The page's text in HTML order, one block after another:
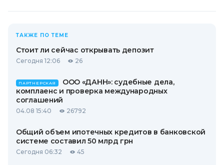
ТАКЖЕ ПО ТЕМЕ
Стоит ли сейчас открывать депозит
Сегодня 12:06 26
ПАРТНЕРСКАЯ
ООО «ДАНН»: судебные дела,
комплаенс и проверка международных
соглашений
04.08 15:40 26792
Общий объем ипотечных кредитов в банковской
системе составил 50 млрд грн
Сегодня 06:32 45